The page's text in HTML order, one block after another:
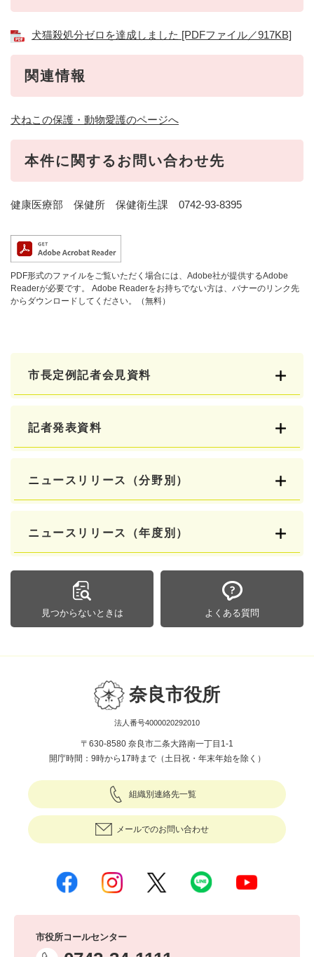
犬猫殺処分ゼロを達成しました [PDFファイル／917KB]
関連情報
犬ねこの保護・動物愛護のページへ
本件に関するお問い合わせ先
健康医療部 保健所 保健衛生課 0742-93-8395
PDF形式のファイルをご覧いただく場合には、Adobe社が提供するAdobe
Readerが必要です。
Adobe Readerをお持ちでない方は、バナーのリンク先
からダウンロードしてください。（無料）
市長定例記者会見資料
記者発表資料
ニュースリリース（分野別）
ニュースリリース（年度別）
見つからないときは よくある質問
奈良市役所
法人番号4000020292010
〒630-8580 奈良市二条大路南一丁目1-1
開庁時間：9時から17時まで（土日祝・年末年始を除く）
組織別連絡先一覧
メールでのお問い合わせ
市役所コールセンター